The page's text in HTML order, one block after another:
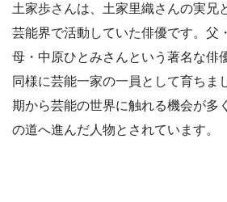
土家歩さんは、土家里織さんの実兄
芸能界で活動していた俳優です。父
母・中原ひとみさんという著名な俳
同様に芸能一家の一員として育ちま
期から芸能の世界に触れる機会が多
の道へ進んだ人物とされています。